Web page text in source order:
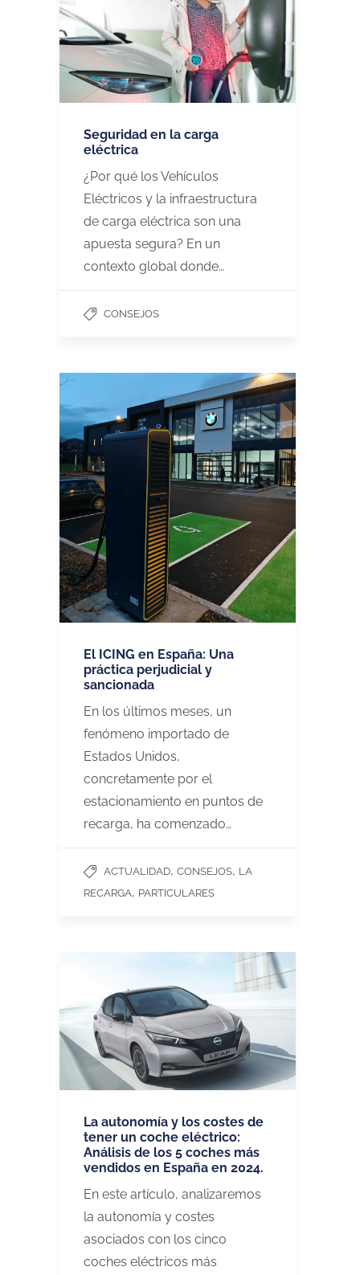
Seguridad en la carga
eléctrica
¿Por qué los Vehículos
Eléctricos y la infraestructura
de carga eléctrica son una
apuesta segura? En un
contexto global donde…
CONSEJOS
El ICING en España: Una
práctica perjudicial y
sancionada
En los últimos meses, un
fenómeno importado de
Estados Unidos,
concretamente por el
estacionamiento en puntos de
recarga, ha comenzado…
ACTUALIDAD, CONSEJOS, LA
RECARGA, PARTICULARES
La autonomía y los costes de
tener un coche eléctrico:
Análisis de los 5 coches más
vendidos en España en 2024.
En este artículo, analizaremos
la autonomía y costes
asociados con los cinco
coches eléctricos más